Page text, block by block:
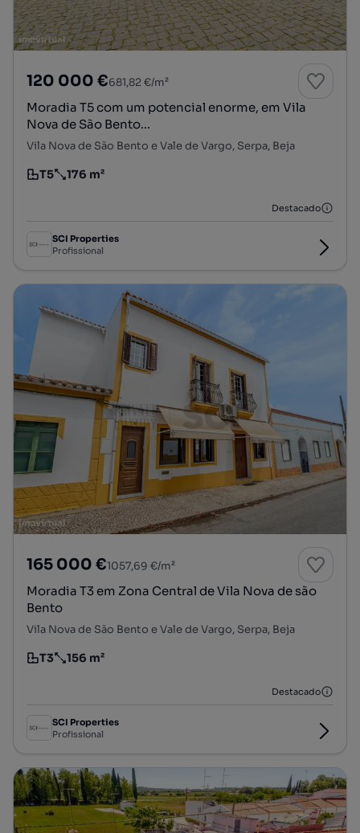
120 000 €681,82 €/m²
Moradia T5 com um potencial enorme, em Vila
Nova de São Bento...
Vila Nova de São Bento e Vale de Vargo, Serpa, Beja
Tipologia
T5
Preço por metro quadrado
176 m²
Destacado
SCI Properties
Profissional
165 000 €1057,69 €/m²
Moradia T3 em Zona Central de Vila Nova de são
Bento
Vila Nova de São Bento e Vale de Vargo, Serpa, Beja
Tipologia
T3
Preço por metro quadrado
156 m²
Destacado
SCI Properties
Profissional